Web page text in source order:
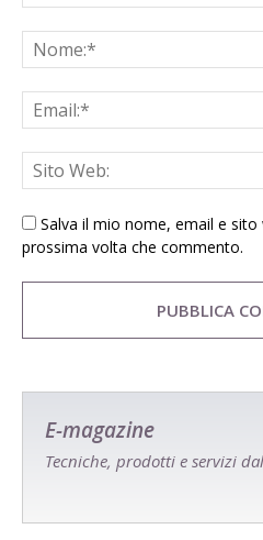
Salva il mio nome, email e
prossima volta che commento.
E-magazine
Tecniche, prodotti e servizi